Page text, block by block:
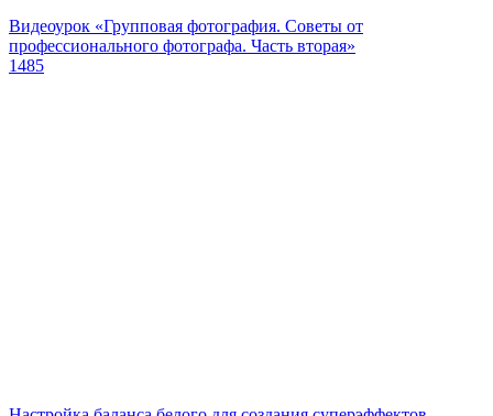
Видеоурок «Групповая фотография. Советы от
профессионального фотографа. Часть вторая»
1485